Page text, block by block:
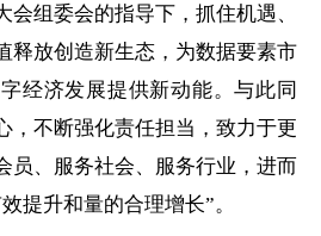
会组委会的指导下，抓住机遇、
释放创造新生态 ，为数据要素市
经济发展提供新动能。与此同
，不断强化责任担当，致力于更
员、服务社会、服务行业，进而
提升和量的合理增长”。